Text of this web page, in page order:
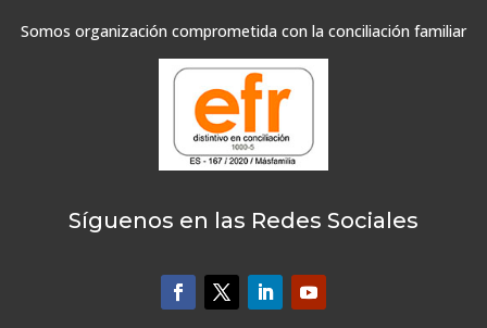
Somos organización comprometida con la conciliación familiar
Síguenos en las Redes Sociales